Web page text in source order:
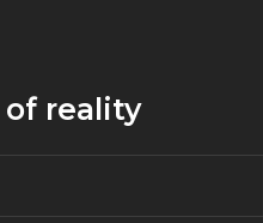
of reality